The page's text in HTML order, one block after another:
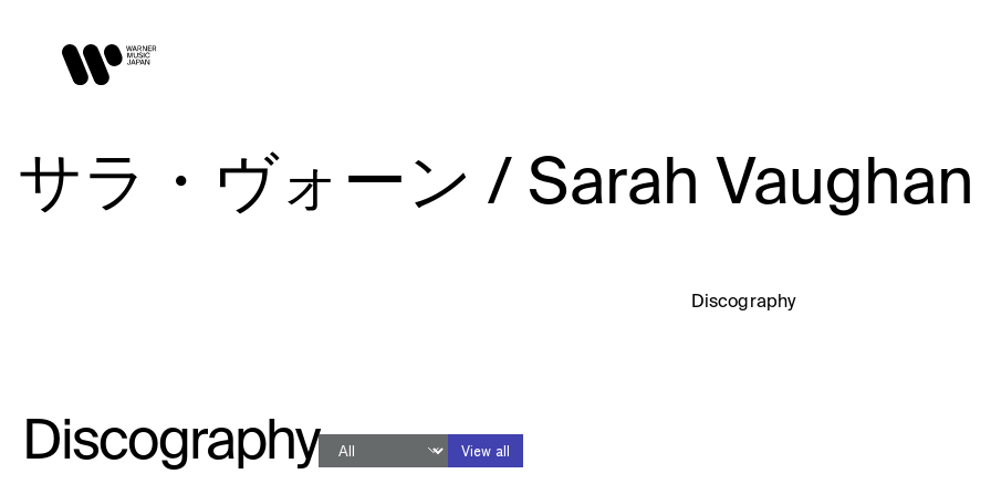
サラ・ヴォーン / Sarah Vaughan
Discography
Discography View all